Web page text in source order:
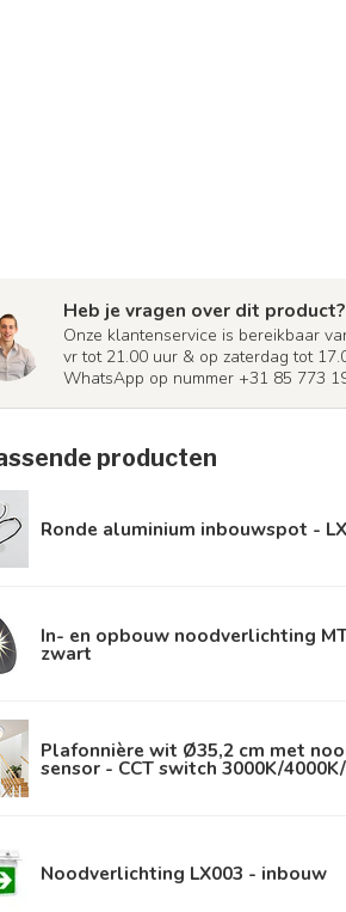
Heb je vragen over dit product?
Onze klantenservice is bereikbaar
vr tot 21.00 uur & op zaterdag tot
WhatsApp op nummer +31 85 773
producten
Ronde aluminium inbouwspot -
In- en opbouw noodverlichting
zwart
Plafonnière wit Ø35,2 cm met
sensor - CCT switch 3000K/
Noodverlichting LX003 - inbouw